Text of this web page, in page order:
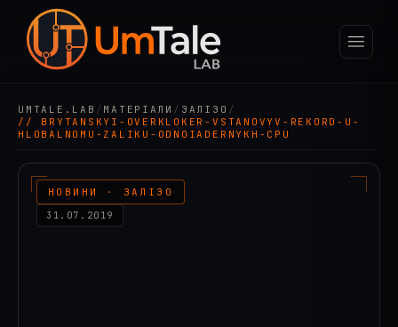
UMTALE.LAB / МАТЕРІАЛИ / ЗАЛІЗО /
// BRYTANSKYI-OVERKLOKER-VSTANOVYV-REKORD-U-
HLOBALNOMU-ZALIKU-ODNOIADERNYKH-CPU
НОВИНИ · ЗАЛІЗО
31.07.2019